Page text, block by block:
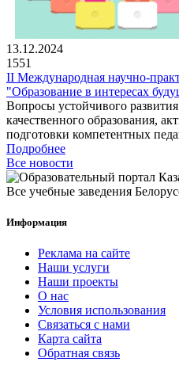
13.12.2024
1551
II Международная научно-
"Образование в интересах
Вопросы устойчивого
качественного образования,
подготовки компетентных
Подробнее
Все новости
Все учебные заведения
Информация
Реклама на сайте
Наши услуги
Наши проекты
О нас
Условия использования
Связаться с нами
Карта сайта
Обратная связь